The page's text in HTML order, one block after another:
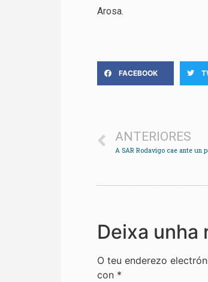
Arosa.
FACEBOOK
ANTERIORES
A SAR Rodavigo cae ante un
Deixa unha
O teu enderezo
con *